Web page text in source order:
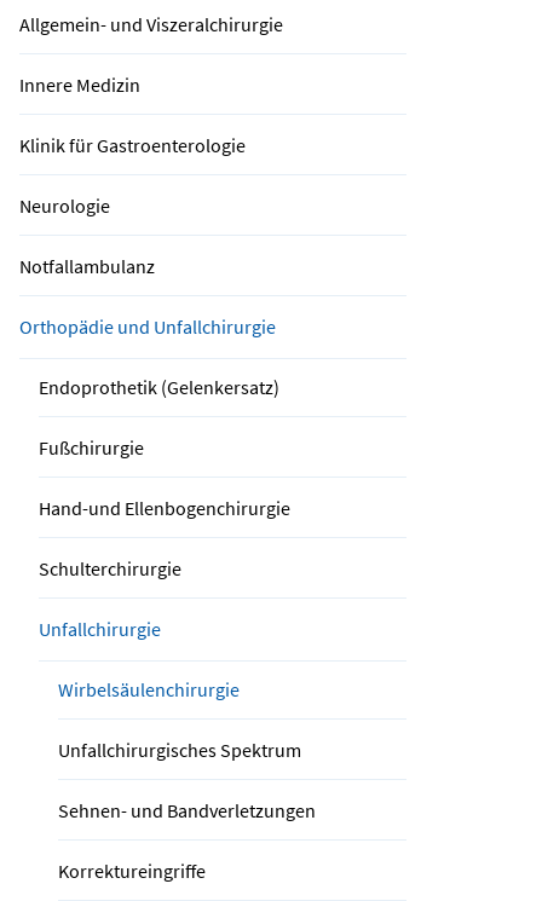
Allgemein- und Viszeralchirurgie
Innere Medizin
Klinik für Gastroenterologie
Neurologie
Notfallambulanz
Orthopädie und Unfallchirurgie
Endoprothetik (Gelenkersatz)
Fußchirurgie
Hand-und Ellenbogenchirurgie
Schulterchirurgie
Unfallchirurgie
Wirbelsäulenchirurgie
Unfallchirurgisches Spektrum
Sehnen- und Bandverletzungen
Korrektureingriffe